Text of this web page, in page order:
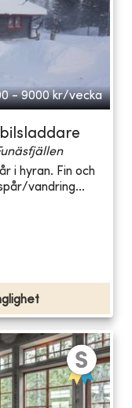
- 9000 kr/vecka
i hyran. Fin och
vandring...